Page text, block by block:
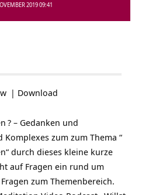
2019 09:41
| Download
? – Gedanken und
zum zum Thema “
durch dieses kleine kurze
auf Fragen ein rund um
zum Themenbereich.